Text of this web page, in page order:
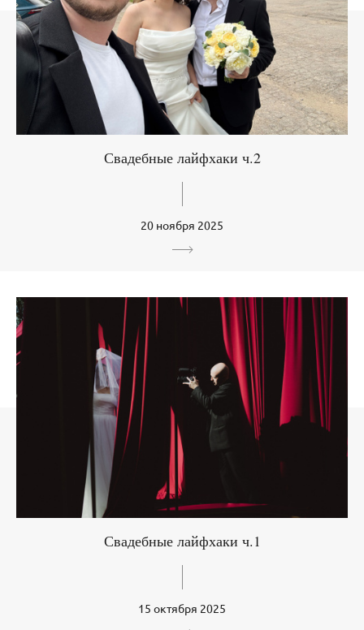
Свадебные лайфхаки ч.2
20 ноября 2025
Свадебные лайфхаки ч.1
15 октября 2025